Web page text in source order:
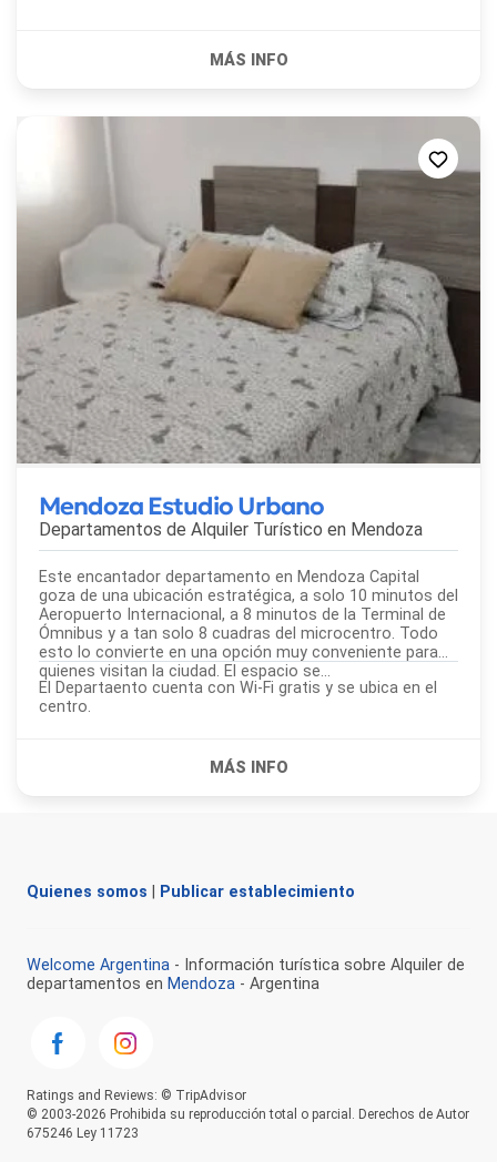
Mendoza Estudio Urbano
Departamentos de Alquiler Turístico en Mendoza
Este encantador departamento en Mendoza Capital
goza de una ubicación estratégica, a solo 10 minutos del
Aeropuerto Internacional, a 8 minutos de la Terminal de
Ómnibus y a tan solo 8 cuadras del microcentro. Todo
esto lo convierte en una opción muy conveniente para
quienes visitan la ciudad. El espacio se...
El Departaento cuenta con Wi-Fi gratis y se ubica en el
centro.
Quienes somos Publicar establecimiento
Welcome Argentina - Información turística sobre Alquiler de
departamentos en Mendoza - Argentina
Ratings and Reviews: © TripAdvisor
© 2003-2026 Prohibida su reproducción total o parcial. Derechos de Autor
675246 Ley 11723